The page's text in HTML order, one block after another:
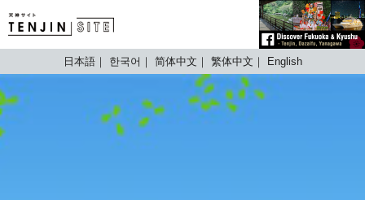
TENJIN SITE
日本語 한국어 简体中文 繁体中文 English